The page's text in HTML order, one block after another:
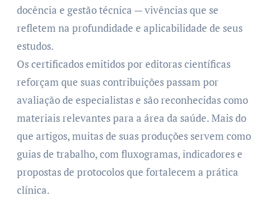
docência e gestão técnica — vivências que se
refletem na profundidade e aplicabilidade de seus
estudos.
Os certificados emitidos por editoras científicas
reforçam que suas contribuições passam por
avaliação de especialistas e são reconhecidas como
materiais relevantes para a área da saúde. Mais do
que artigos, muitas de suas produções servem como
guias de trabalho, com fluxogramas, indicadores e
propostas de protocolos que fortalecem a prática
clínica.